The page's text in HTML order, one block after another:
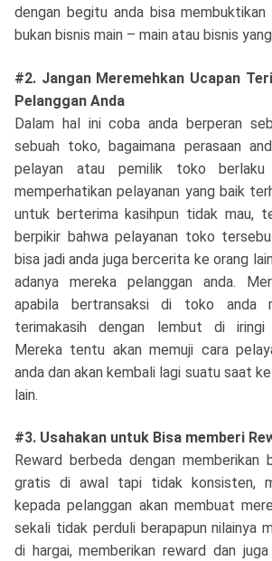
dengan begitu anda bisa membuktikan
bukan bisnis main – main atau bisnis
#2. Jangan Meremehkan Ucapan
Pelanggan Anda
Dalam hal ini coba anda berperan
sebuah toko, bagaimana perasaan
pelayan atau pemilik toko
memperhatikan pelayanan yang baik
untuk berterima kasihpun tidak mau,
berpikir bahwa pelayanan toko
bisa jadi anda juga bercerita ke orang
adanya mereka pelanggan anda.
apabila bertransaksi di toko anda
terimakasih dengan lembut di iringi
Mereka tentu akan memuji cara
anda dan akan kembali lagi suatu saat
lain.
#3. Usahakan untuk Bisa memberi
Reward berbeda dengan memberikan
gratis di awal tapi tidak konsisten,
kepada pelanggan akan membuat
sekali tidak perduli berapapun nilainya
di hargai, memberikan reward dan juga